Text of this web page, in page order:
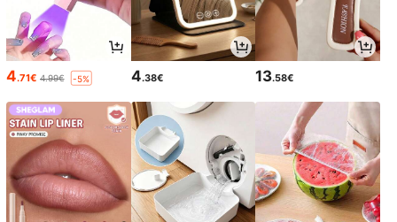
4.71€ 4.99€ -5% 4.38€ 13.58€